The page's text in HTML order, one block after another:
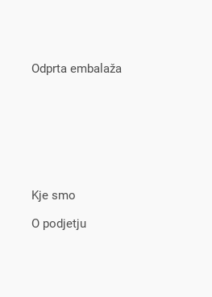
Odprta embalaža
Kje smo
O podjetju